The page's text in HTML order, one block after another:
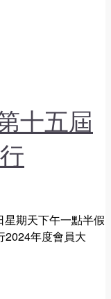
十五屆
期天下午一點半假
2024年度會員大